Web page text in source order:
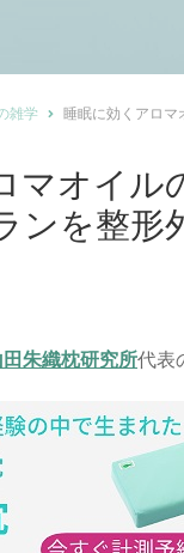
雑学 睡眠に効くアロ
マオイル
ンを整形
田朱織枕研究所代表